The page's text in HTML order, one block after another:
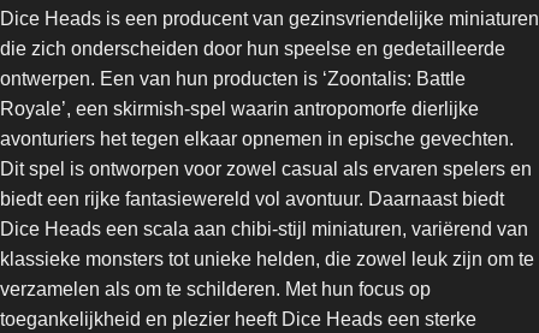
Dice Heads is een producent van gezinsvriendelijke miniaturen
die zich onderscheiden door hun speelse en gedetailleerde
ontwerpen. Een van hun producten is ‘Zoontalis: Battle
Royale’, een skirmish-spel waarin antropomorfe dierlijke
avonturiers het tegen elkaar opnemen in epische gevechten.
Dit spel is ontworpen voor zowel casual als ervaren spelers en
biedt een rijke fantasiewereld vol avontuur. Daarnaast biedt
Dice Heads een scala aan chibi-stijl miniaturen, variërend van
klassieke monsters tot unieke helden, die zowel leuk zijn om te
verzamelen als om te schilderen. Met hun focus op
toegankelijkheid en plezier heeft Dice Heads een sterke